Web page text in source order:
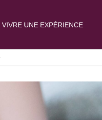
VIVRE UNE EXPÉRIENCE